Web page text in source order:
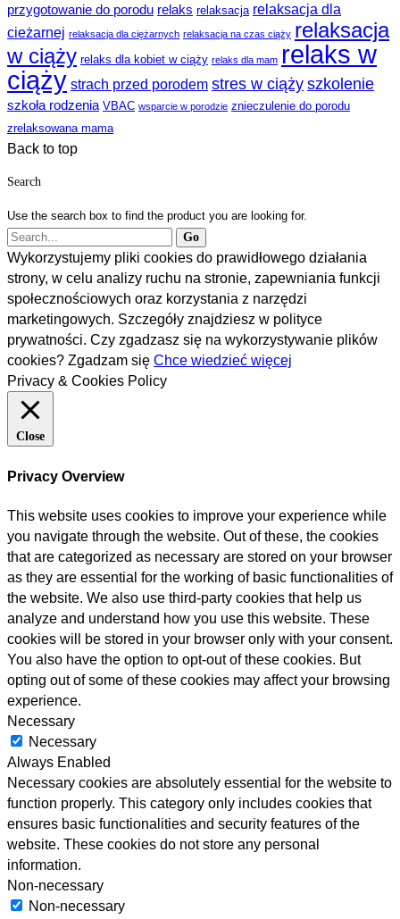
przygotowanie do porodu relaks relaksacja relaksacja dla
cieżarnej relaksacja dla ciężarnych relaksacja na czas ciąży relaksacja
w ciąży relaks dla kobiet w ciąży relaks dla mam relaks w
ciąży strach przed porodem stres w ciąży szkolenie
szkoła rodzenia VBAC wsparcie w porodzie znieczulenie do porodu
zrelaksowana mama
Back to top
Search
Use the search box to find the product you are looking for.
Wykorzystujemy pliki cookies do prawidłowego działania
strony, w celu analizy ruchu na stronie, zapewniania funkcji
społecznościowych oraz korzystania z narzędzi
marketingowych. Szczegóły znajdziesz w polityce
prywatności. Czy zgadzasz się na wykorzystywanie plików
cookies? Zgadzam się Chce wiedzieć więcej
Privacy & Cookies Policy
Close
Privacy Overview
This website uses cookies to improve your experience while
you navigate through the website. Out of these, the cookies
that are categorized as necessary are stored on your browser
as they are essential for the working of basic functionalities of
the website. We also use third-party cookies that help us
analyze and understand how you use this website. These
cookies will be stored in your browser only with your consent.
You also have the option to opt-out of these cookies. But
opting out of some of these cookies may affect your browsing
experience.
Necessary
Necessary
Always Enabled
Necessary cookies are absolutely essential for the website to
function properly. This category only includes cookies that
ensures basic functionalities and security features of the
website. These cookies do not store any personal
information.
Non-necessary
Non-necessary